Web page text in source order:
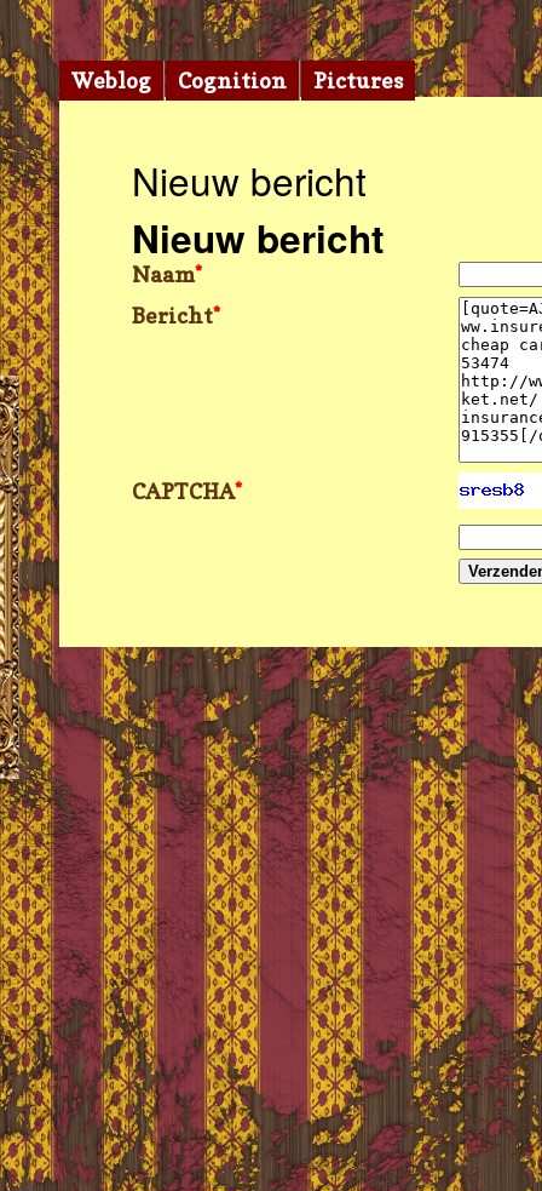
Nieuw bericht
Nieuw bericht
Naam*
Bericht*
CAPTCHA*
Weblog Cognition Pictures